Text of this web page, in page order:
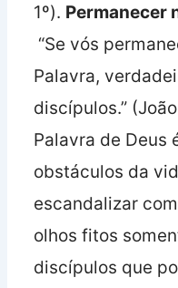
1º). Permanecer
“Se vós
Palavra,
discípulos.”
Palavra de Deus
obstáculos da
escandalizar
olhos fitos
discípulos que